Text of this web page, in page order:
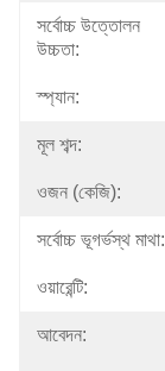
সর্বোচ্চ উত্তোলন
উচ্চতা:
স্প্যান:
মূল শব্দ:
ওজন (কেজি):
সর্বোচ্চ ভূগর্ভস্থ মাথা:
ওয়ারেন্টি:
আবেদন: